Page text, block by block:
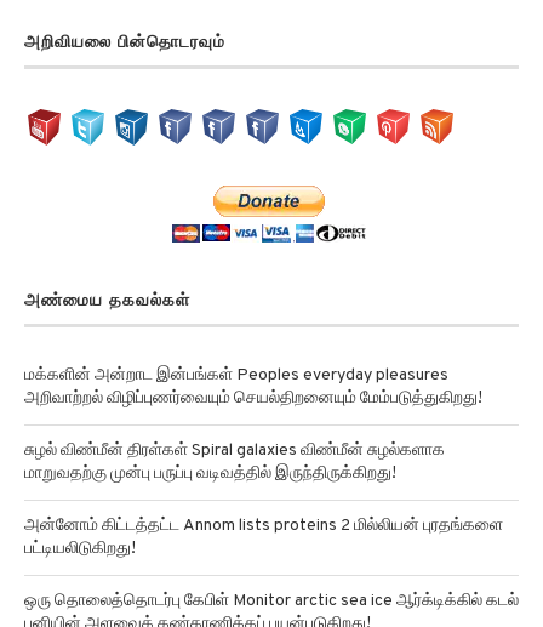
அறிவாற்றல் விழிப்புணர்வையும் செயல்திறனையும் மேம்படுத்துகிறது!
சுழல் விண்மீன் திரள்கள் Spiral galaxies விண்மீன் சுழல்களாக
மாறுவதற்கு முன்பு பருப்பு வடிவத்தில் இருந்திருக்கிறது!
அன்னோம் கிட்டத்தட்ட Annom lists proteins 2 மில்லியன் புரதங்களை
பட்டியலிடுகிறது!
ஒரு தொலைத்தொடர்பு கேபிள் Monitor arctic sea ice ஆர்க்டிக்கில் கடல்
பனியின் அளவைக் கண்காணிக்கப் பயன்படுகிறது!